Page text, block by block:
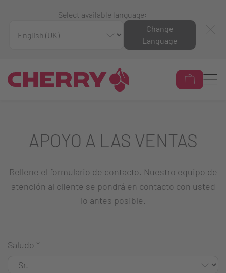
Select available language:
Change
Language
APOYO A LAS VENTAS
Rellene el formulario de contacto. Nuestro equipo de
atención al cliente se pondrá en contacto con usted
lo antes posible.
Saludo *